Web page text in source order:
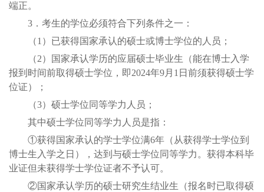
端正。
3．考生的学位必须符合下列条件之一：
（1）已获得国家承认的硕士或博士学位的人员；
（2）国家承认学历的应届硕士毕业生（能在博士入学
报到时间前取得硕士学位，即2024年9月1日前须获得硕士学
位证）；
（3）硕士学位同等学力人员；
其中硕士学位同等学力人员是指：
①获得国家承认的学士学位满6年（从获得学士学位到
博士生入学之日），达到与硕士学位同等学力。获得本科毕
业证但未获得学士学位证者不予认可。
②国家承认学历的硕士研究生结业生（报名时已取得硕